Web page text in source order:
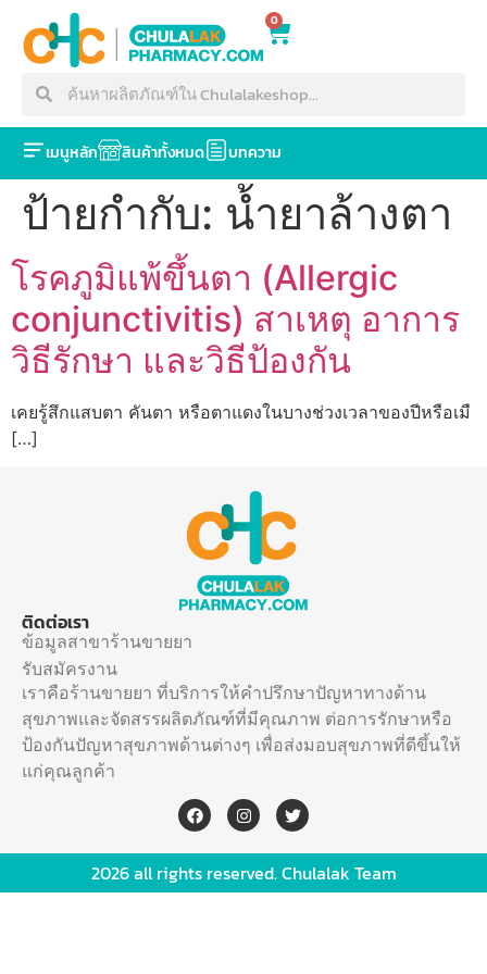
0
เมนูหลัก สินค้าทั้งหมด บทความ
ป้ายกำกับ: น้ำยาล้างตา
โรคภูมิแพ้ขึ้นตา (Allergic
conjunctivitis) สาเหตุ อาการ
วิธีรักษา และวิธีป้องกัน
เคยรู้สึกแสบตา คันตา หรือตาแดงในบางช่วงเวลาของปีหรือเมื
[…]
ติดต่อเรา
ข้อมูลสาขาร้านขายยา
รับสมัครงาน
เราคือร้านขายยา ที่บริการให้คำปรึกษาปัญหาทางด้าน
สุขภาพและจัดสรรผลิตภัณฑ์ที่มีคุณภาพ ต่อการรักษาหรือ
ป้องกันปัญหาสุขภาพด้านต่างๆ เพื่อส่งมอบสุขภาพที่ดีขึ้นให้
แก่คุณลูกค้า
2026 all rights reserved. Chulalak Team